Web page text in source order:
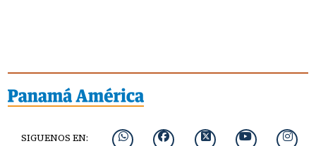
SIGUENOS EN: